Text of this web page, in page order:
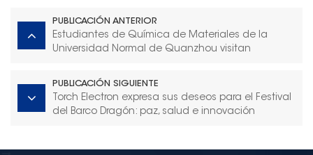
PUBLICACIÓN ANTERIOR
Estudiantes de Química de Materiales de la
Universidad Normal de Quanzhou visitan
intercambios prácticos.
PUBLICACIÓN SIGUIENTE
Torch Electron expresa sus deseos para el Festival
del Barco Dragón: paz, salud e innovación